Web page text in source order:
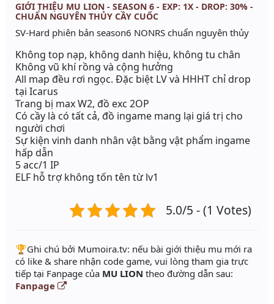
GIỚI THIỆU MU LION - SEASON 6 - EXP: 1X - DROP: 30% -
CHUẨN NGUYÊN THỦY CẦY CUỐC
SV-Hard phiên bản season6 NONRS chuẩn nguyên thủy
Không top nạp, không danh hiệu, không tu chân
Không vũ khí rồng và cộng hưởng
All map đều rơi ngọc. Đặc biệt LV và HHHT chỉ drop
tại Icarus
Trang bị max W2, đồ exc 2OP
Có cầy là có tất cả, đồ ingame mang lại giá trị cho
người chơi
Sự kiện vinh danh nhân vật bằng vật phẩm ingame
hấp dẫn
5 acc/1 IP
ELF hỗ trợ không tốn tên từ lv1
5.0/5 - (1 Votes)
️🏆Ghi chú bởi Mumoira.tv: nếu bài giới thiệu mu mới ra
có like & share nhận code game, vui lòng tham gia trực
tiếp tại Fanpage của MU LION theo đường dẫn sau:
Fanpage